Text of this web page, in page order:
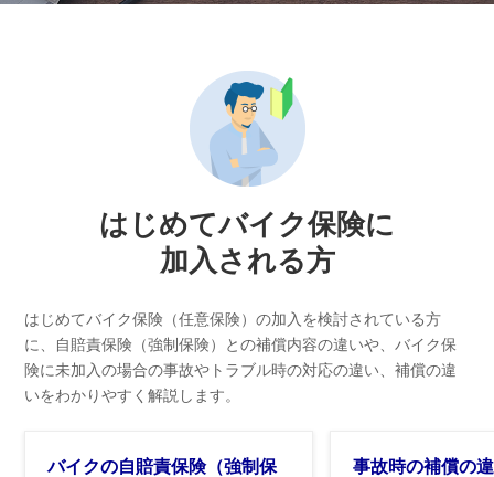
はじめてバイク保険に
加入される方
はじめてバイク保険（任意保険）の加入を検討されている方
に、自賠責保険（強制保険）との補償内容の違いや、 バイク保
険に未加入の場合の事故やトラブル時の対応の違い、補償の違
いをわかりやすく解説します。
バイクの自賠責保険（強制保
事故時の補償の